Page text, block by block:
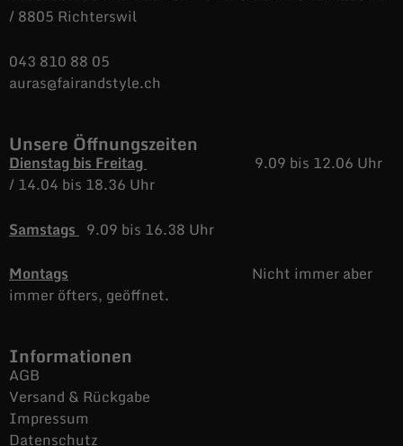
/ 8805 Richterswil
043 810 88 05
auras@fairandstyle.ch
Unsere Öffnungszeiten
Dienstag bis Freitag
9.09 bis 12.06 Uhr
/14.04 bis 18.36 Uhr
Samstags 9.09 bis 16.38 Uhr
Montags
Nicht immer aber
immer öfters, geöffnet.
Informationen
AGB
Versand & Rückgabe
Impressum
Datenschutz